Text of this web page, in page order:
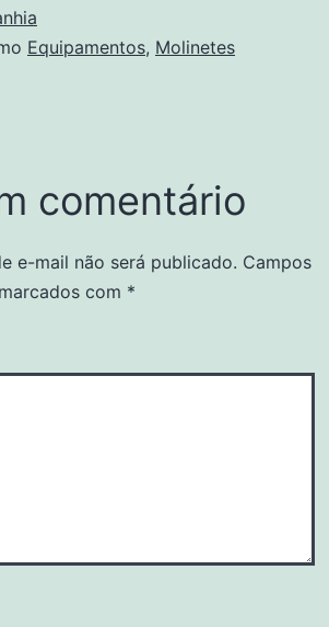
Equipamentos, Molinetes
comentário
e-mail não será publicado. Campos
com *